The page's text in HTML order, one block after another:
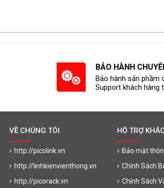
BẢO HÀNH
Bảo hành sản phầm
Support khách hàng
VỀ CHÚNG TÔI
http://picolink.vn
http://linhkienvienthong.vn
http://picorack.vn
HỖ TRỢ
Bảo mật
Chính Sách
Chính Sách